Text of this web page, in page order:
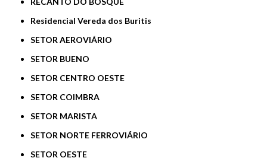
Residencial Vereda dos Buritis
SETOR AEROVIÁRIO
SETOR BUENO
SETOR CENTRO OESTE
SETOR COIMBRA
SETOR MARISTA
SETOR NORTE FERROVIÁRIO
SETOR OESTE